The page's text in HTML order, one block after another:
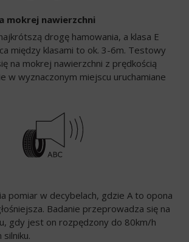
mokrej nawierzchni
drogę hamowania, a klasa E
między klasami to ok. 3-6m. Testowy
na mokrej nawierzchni z prędkością
w wyznaczonym miejscu uruchamiane
pomiar w decybelach, gdzie A to opona
Badanie przeprowadza się na
gdy jest on rozpędzony do 80km/h
silniku.